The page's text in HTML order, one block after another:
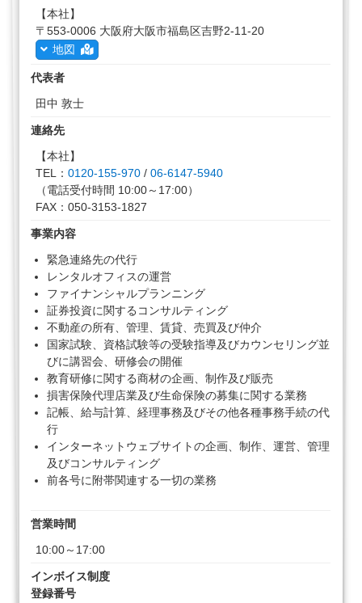
【本社】
〒553-0006 大阪府大阪市福島区吉野2-11-20
地図
代表者
田中 敦士
連絡先
【本社】
TEL： 0120-155-970/ 06-6147-5940
（電話受付時間 10:00～17:00）
FAX：050-3153-1827
事業内容
緊急連絡先の代行
レンタルオフィスの運営
ファイナンシャルプランニング
証券投資に関するコンサルティング
不動産の所有、管理、賃貸、売買及び仲介
国家試験、資格試験等の受験指導及びカウンセリング並
びに講習会、研修会の開催
教育研修に関する商材の企画、制作及び販売
損害保険代理店業及び生命保険の募集に関する業務
記帳、給与計算、経理事務及びその他各種事務手続の代
行
インターネットウェブサイトの企画、制作、運営、管理
及びコンサルティング
前各号に附帯関連する一切の業務
営業時間
10:00～17:00
インボイス制度
登録番号